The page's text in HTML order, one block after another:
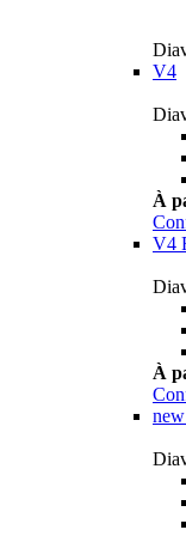
V4
À
V4
À
new